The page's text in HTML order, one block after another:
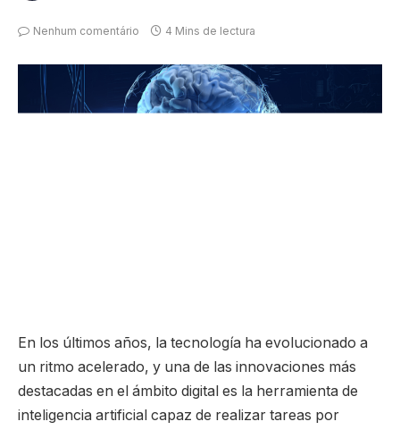
Nenhum comentário 4 Mins de lectura
En los últimos años, la tecnología ha evolucionado a
un ritmo acelerado, y una de las innovaciones más
destacadas en el ámbito digital es la herramienta de
inteligencia artificial capaz de realizar tareas por